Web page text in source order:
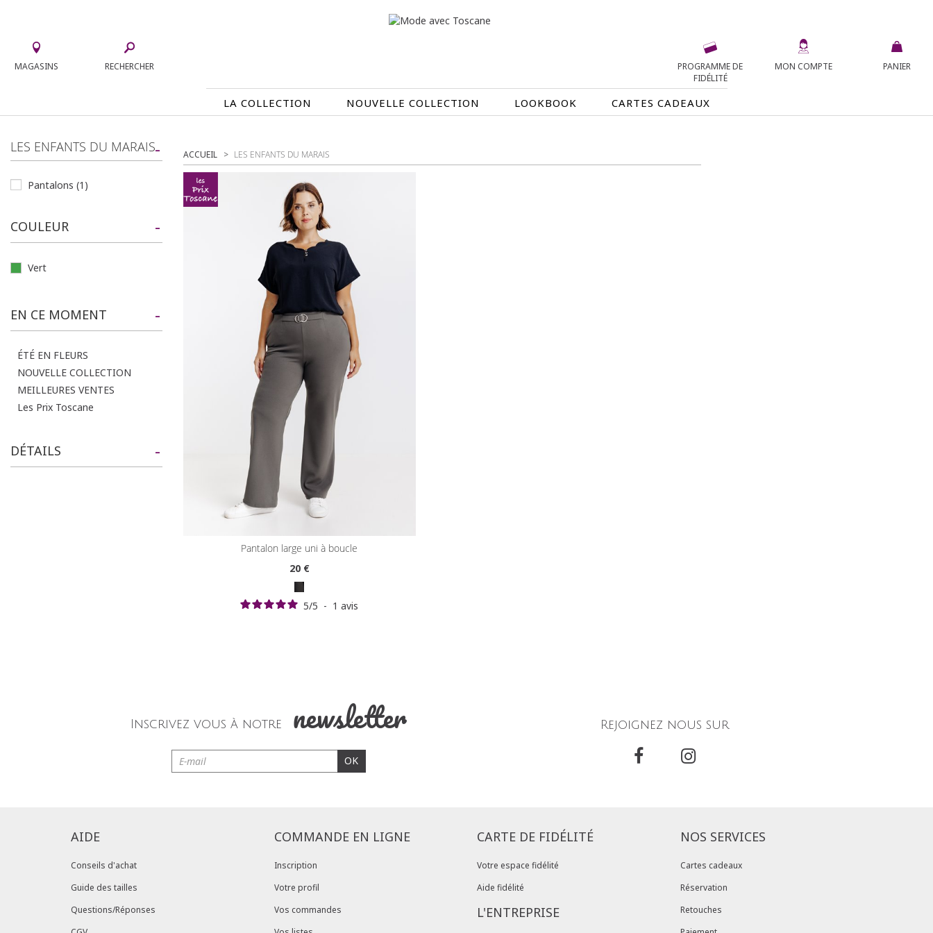
PANIER
MON COMPTE
PROGRAMME DE
FIDÉLITÉ
MAGASINS RECHERCHER
LA COLLECTION NOUVELLE COLLECTION LOOKBOOK CARTES CADEAUX
LA COLLECTION
CHEMISIERS & TUNIQUES
VESTES
ROBES
JUPES
ACCESSOIRES
MANTEAUX
ÉTÉ EN FLEURS
LES ENFANTS DU MARAIS
Pantalons (1)
COULEUR
Vert
EN CE MOMENT
ÉTÉ EN FLEURS
NOUVELLE COLLECTION
MEILLEURES VENTES
Les Prix Toscane
DÉTAILS
ACCUEIL LES ENFANTS DU MARAIS
pantalon large uni à boucle
20€
5/5 - 1avis
Inscrivez vous à notre newsletter
OK
Rejoignez nous sur
AIDE
Conseils d'achat
Guide des tailles
Questions/Réponses
COMMANDE EN LIGNE
Inscription
Votre profil
Vos commandes
CARTE DE FIDÉLITÉ
Votre espace fidélité
Aide fidélité
L'ENTREPRISE
NOS SERVICES
Cartes cadeaux
Réservation
Retouches